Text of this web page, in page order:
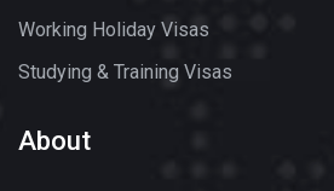
Working Holiday Visas
Studying & Training Visas
About